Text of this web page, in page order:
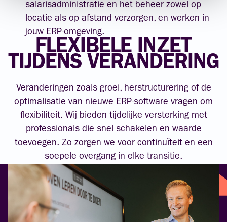
salarisadministratie en het beheer zowel op
locatie als op afstand verzorgen, en werken in
jouw ERP-omgeving.
FLEXIBELE INZET
TIJDENS VERANDERING
Veranderingen zoals groei, herstructurering of de
optimalisatie van nieuwe ERP-software vragen om
flexibiliteit. Wij bieden tijdelijke versterking met
professionals die snel schakelen en waarde
toevoegen. Zo zorgen we voor continuïteit en een
soepele overgang in elke transitie.